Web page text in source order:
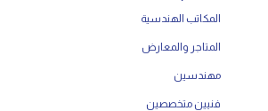
المكاتب الهندسية
المتاجر والمعارض
مهندسين
فنيين متخصصين